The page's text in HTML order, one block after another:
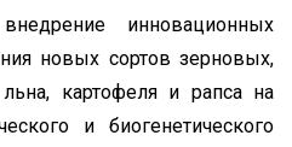
инновационных
новых сортов зерновых,
картофеля и рапса на
и биогенетического